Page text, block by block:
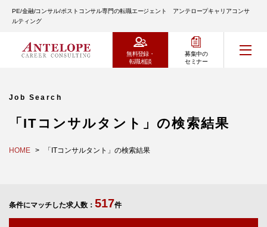
PE/金融/コンサル/ポストコンサル専門の転職エージェント アンテロープキャリアコンサ
ルティング
無料登録・
転職相談
募集中の
セミナー
Job Search
「ITコンサルタント」の検索結果
HOME 「ITコンサルタント」の検索結果
条件にマッチした求人数： 517件